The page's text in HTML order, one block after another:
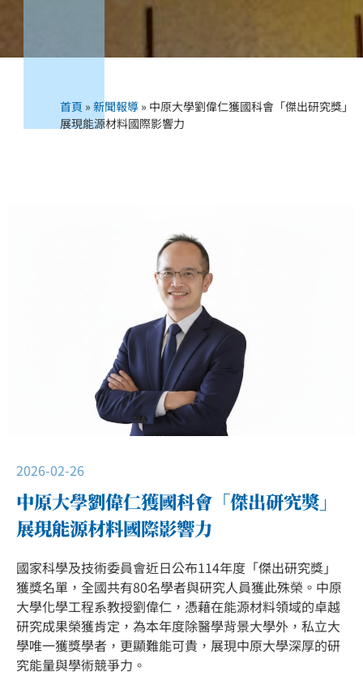
首頁 »新聞報導 » 中原大學劉偉仁獲國科會「傑出研究獎」
展現能源材料國際影響力
2026-02-26
中原大學劉偉仁獲國科會「傑出研究獎」
展現能源材料國際影響力
國家科學及技術委員會近日公布114年度「傑出研究獎」
獲獎名單，全國共有80名學者與研究人員獲此殊榮。中原
大學化學工程系教授劉偉仁，憑藉在能源材料領域的卓越
研究成果榮獲肯定，為本年度除醫學背景大學外，私立大
學唯一獲獎學者，更顯難能可貴，展現中原大學深厚的研
究能量與學術競爭力。